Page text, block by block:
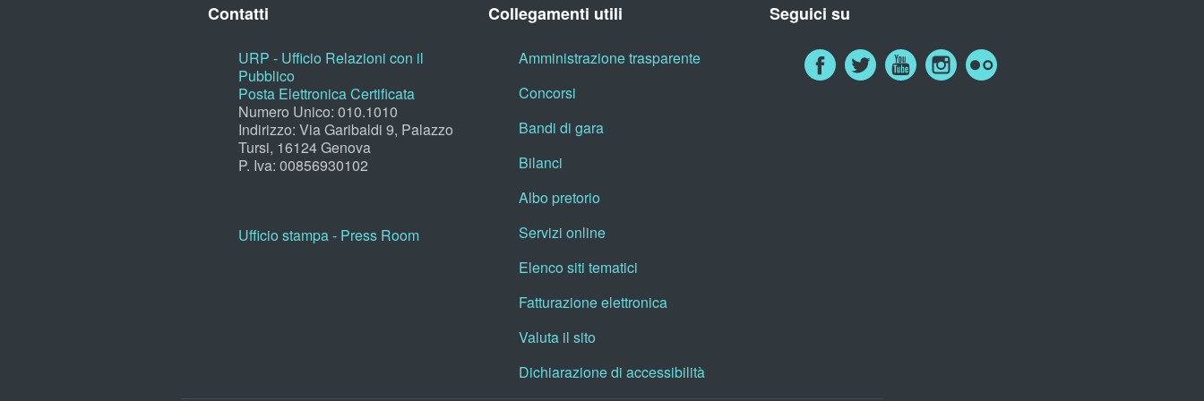
Contatti
URP - Ufficio Relazioni con il
Pubblico
Posta Elettronica Certificata
Numero Unico: 010.1010
Indirizzo: Via Garibaldi 9, Palazzo
Tursi, 16124 Genova
P. Iva: 00856930102
Ufficio stampa - Press Room
Collegamenti utili
Amministrazione trasparente
Concorsi
Bandi di gara
Bilanci
Albo pretorio
Servizi online
Elenco siti tematici
Fatturazione elettronica
Valuta il sito
Dichiarazione di accessibilità
Seguici su